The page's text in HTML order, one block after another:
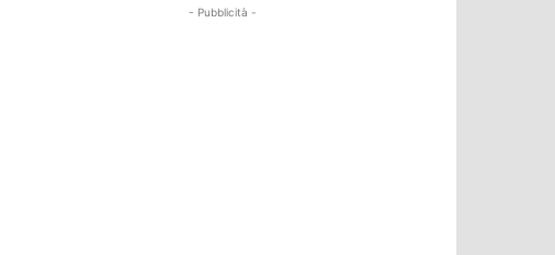
- Pubblicità -